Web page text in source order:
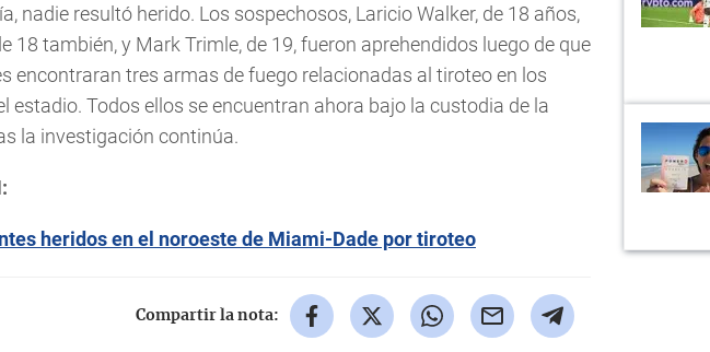
nadie resultó herido. Los sospechosos, Laricio Walker, de 18 años,
18 también, y Mark Trimle, de 19, fueron aprehendidos luego de que
encontraran tres armas de fuego relacionadas al tiroteo en los
estadio. Todos ellos se encuentran ahora bajo la custodia de la
la investigación continúa.
heridos en el noroeste de Miami-Dade por tiroteo
Compartir la nota: